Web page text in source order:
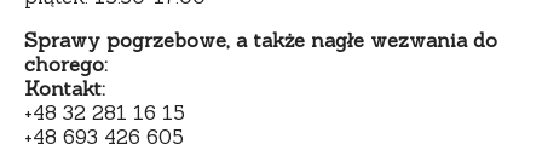
Sprawy pogrzebowe, a także nagłe wezwania do
chorego:
Kontakt:
+48 32 281 16 15
+48 693 426 605